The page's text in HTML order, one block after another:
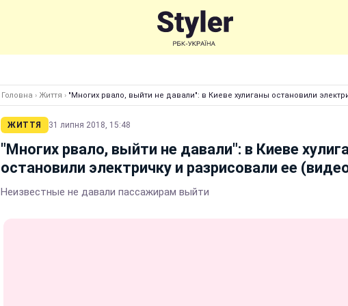
Головна › Життя › "Многих рвало, выйти не давали": в Киеве хулиганы остановили
ЖИТТЯ 31 липня 2018, 15:48
"Многих рвало, выйти не давали": в Киеве
остановили электричку и разрисовали ее
Неизвестные не давали пассажирам выйти